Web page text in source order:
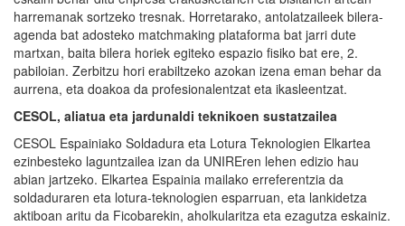
harremanak sortzeko tresnak. Horretarako, antolatzaileek bilera-
agenda bat adosteko matchmaking plataforma bat jarri dute
martxan, baita bilera horiek egiteko espazio fisiko bat ere, 2.
pabiloian. Zerbitzu hori erabiltzeko azokan izena eman behar da
aurrena, eta doakoa da profesionalentzat eta ikasleentzat.
CESOL, aliatua eta jardunaldi teknikoen sustatzailea
CESOL Espainiako Soldadura eta Lotura Teknologien Elkartea
ezinbesteko laguntzailea izan da UNIREren lehen edizio hau
abian jartzeko. Elkartea Espainia mailako erreferentzia da
soldaduraren eta lotura-teknologien esparruan, eta lankidetza
aktiboan aritu da Ficobarekin, aholkularitza eta ezagutza eskainiz.